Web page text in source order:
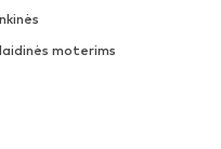
moterims